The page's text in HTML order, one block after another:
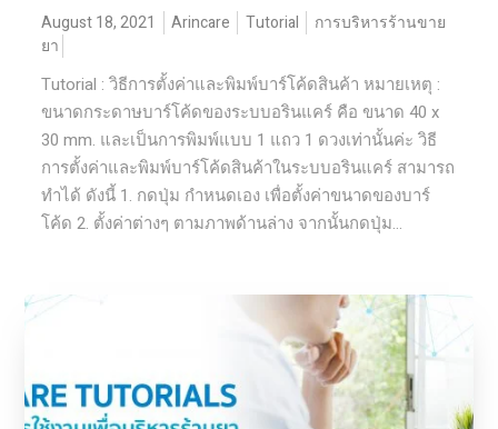
August 18, 2021 Arincare Tutorial
การบริหารร้านขาย
ยา
Tutorial : วิธีการตั้งค่าและพิมพ์บาร์โค้ดสินค้า หมายเหตุ :
ขนาดกระดาษบาร์โค้ดของระบบอรินแคร์ คือ ขนาด 40 x
30 mm. และเป็นการพิมพ์แบบ 1 แถว 1 ดวงเท่านั้นค่ะ วิธี
การตั้งค่าและพิมพ์บาร์โค้ดสินค้าในระบบอรินแคร์ สามารถ
ทำได้ ดังนี้ 1. กดปุ่ม กำหนดเอง เพื่อตั้งค่าขนาดของบาร์
โค้ด 2. ตั้งค่าต่างๆ ตามภาพด้านล่าง จากนั้นกดปุ่ม...